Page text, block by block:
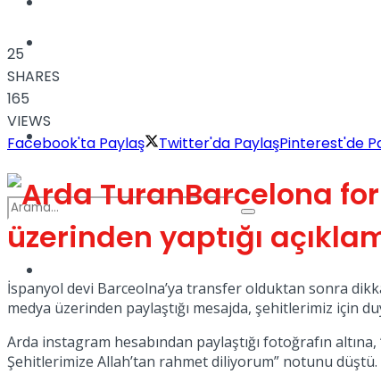
Dünya
No Result
View All Result
25
SHARES
165
VIEWS
Facebook'ta Paylaş
Twitter'da PaylaşPinterest'de
Barcelona
üzerinden yaptığı
İspanyol devi Barceolna’ya transfer olduktan sonra
medya üzerinden paylaştığı mesajda, şehitlerimiz için
Arda instagram hesabından paylaştığı fotoğrafın
Şehitlerimize Allah’tan rahmet diliyorum” notunu düştü.